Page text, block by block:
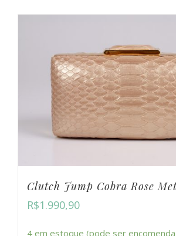
Clutch Jump Cobra Rose
R$1.990,90
4 em estoque (pode ser